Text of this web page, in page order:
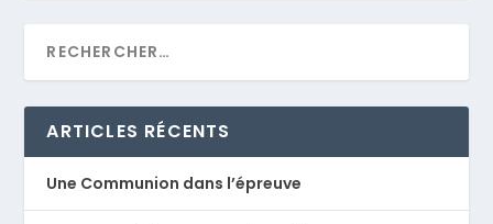
ARTICLES RÉCENTS
Une Communion dans l’épreuve